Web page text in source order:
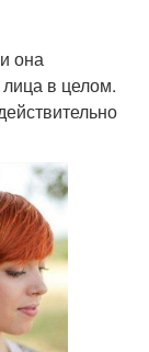
она
в целом.